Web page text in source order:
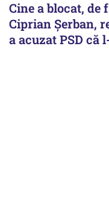
Cine a blocat, de
Ciprian Șerban,
a acuzat PSD că